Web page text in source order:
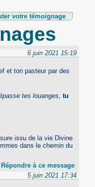
votre témoignage
6 juin 2021 15:19
et ton pasteur par des
tes louanges ,tu
issu de la vie Divine
dans le chemin du
Répondre à ce message
5 juin 2021 17:34